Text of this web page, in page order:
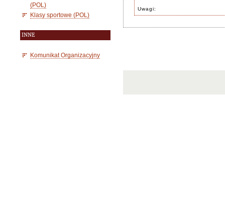
(POL)
Klasy sportowe (POL)
INNE
Komunikat Organizacyjny
Uwagi: